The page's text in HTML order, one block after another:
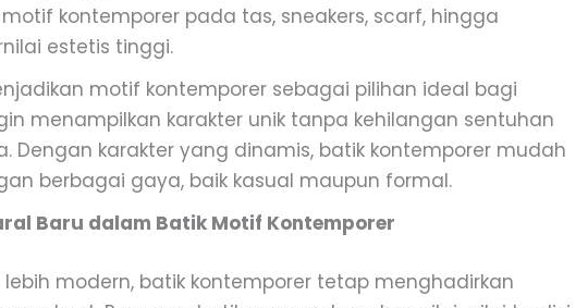
kontemporer pada tas, sneakers, scarf, hingga
estetis tinggi.
motif kontemporer sebagai pilihan ideal bagi
menampilkan karakter unik tanpa kehilangan sentuhan
Dengan karakter yang dinamis, batik kontemporer mudah
berbagai gaya, baik kasual maupun formal.
Baru dalam Batik Motif Kontemporer
modern, batik kontemporer tetap menghadirkan